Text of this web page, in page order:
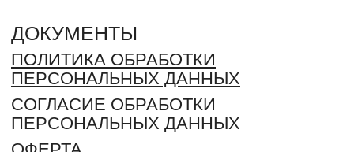
ИП ДЕРЕВЯНКИН ЮРИЙ СЕРГЕЕВИЧ
ИНН: 564304962880 / ОГРН 325080000018368